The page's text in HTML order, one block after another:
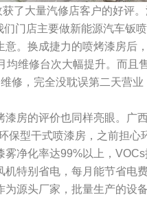
大量汽修店客户的好评
门店主要做新能源汽车钣
。换成捷力的喷烤漆房后
维修台次大幅提升。而且
修，完全没耽误第二天营业
房的评价也同样亮眼。广
保型干式喷漆房，之前担心
净化率达99%以上，
特别省电，每月能节省电
源头厂家，批量生产的设